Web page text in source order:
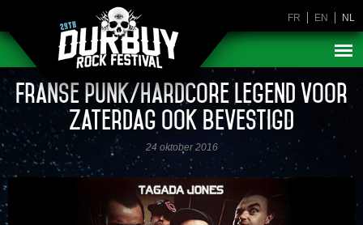
FR EN NL
Franse punk/hardcore legend voor
zaterdag ook bevestigd
24 oktober 2016